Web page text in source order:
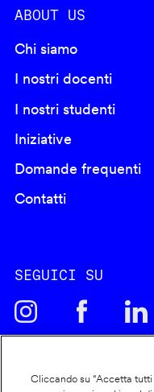
ABOUT US
Chi siamo
I nostri docenti
I nostri studenti
Iniziative
Domande frequenti
Contatti
SEGUICI SU
Cliccando su “Accetta